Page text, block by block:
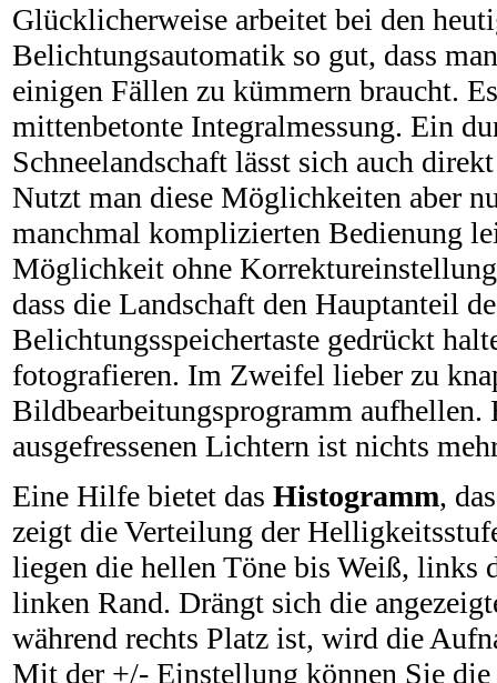
Glücklicherweise arbeitet bei den
Belichtungsautomatik so gut, dass
einigen Fällen zu kümmern braucht.
mittenbetonte Integralmessung. Ein
Schneelandschaft lässt sich auch
Nutzt man diese Möglichkeiten aber
manchmal komplizierten Bedienung
Möglichkeit ohne
dass die Landschaft den Hauptanteil
Belichtungsspeichertaste gedrückt
fotografieren. Im Zweifel lieber zu
Bildbearbeitungsprogramm
ausgefressenen Lichtern ist nichts
Eine Hilfe bietet das Histogramm,
zeigt die Verteilung der
liegen die hellen Töne bis Weiß, links
linken Rand. Drängt sich die
während rechts Platz ist, wird die
Mit der +/- Einstellung können Sie